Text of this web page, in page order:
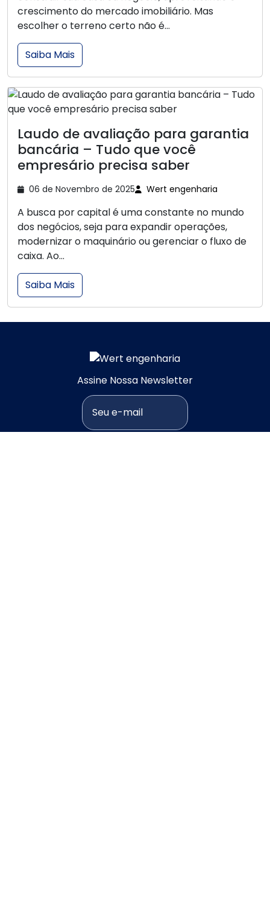
crescimento do mercado imobiliário. Mas
escolher o terreno certo não é...
Saiba Mais
Laudo de avaliação para garantia
bancária – Tudo que você
empresário precisa saber
06 de Novembro de 2025 Wert engenharia
A busca por capital é uma constante no mundo
dos negócios, seja para expandir operações,
modernizar o maquinário ou gerenciar o fluxo de
caixa. Ao...
Saiba Mais
Assine Nossa Newsletter